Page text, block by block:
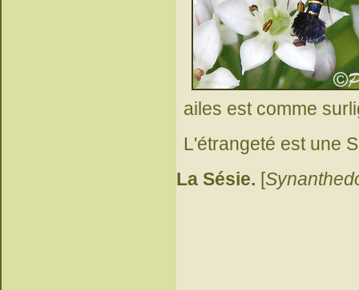
ailes est comme
L'étrangeté est une
La Sésie. [